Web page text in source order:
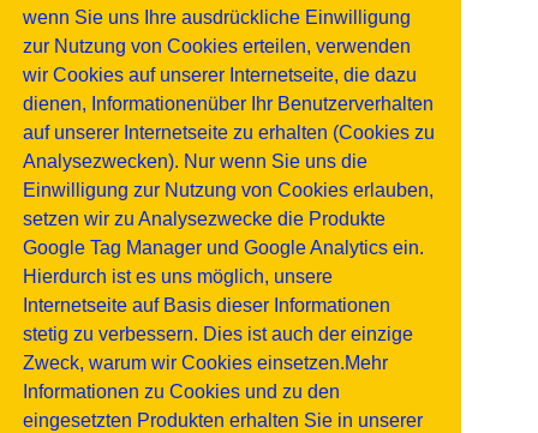
wenn Sie uns Ihre ausdrückliche Einwilligung
zur Nutzung von Cookies erteilen, verwenden
wir Cookies auf unserer Internetseite, die dazu
dienen, Informationenüber Ihr Benutzerverhalten
auf unserer Internetseite zu erhalten (Cookies zu
Analysezwecken). Nur wenn Sie uns die
Einwilligung zur Nutzung von Cookies erlauben,
setzen wir zu Analysezwecke die Produkte
Google Tag Manager und Google Analytics ein.
Hierdurch ist es uns möglich, unsere
Internetseite auf Basis dieser Informationen
stetig zu verbessern. Dies ist auch der einzige
Zweck, warum wir Cookies einsetzen.Mehr
Informationen zu Cookies und zu den
eingesetzten Produkten erhalten Sie in unserer